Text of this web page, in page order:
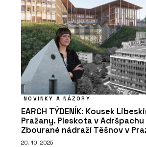
NOVINKY A NÁZORY
EARCH TÝDENÍK: Kousek
Pražany. Pleskota v
Zbourané nádraží Těšnov v
20. 10. 2025